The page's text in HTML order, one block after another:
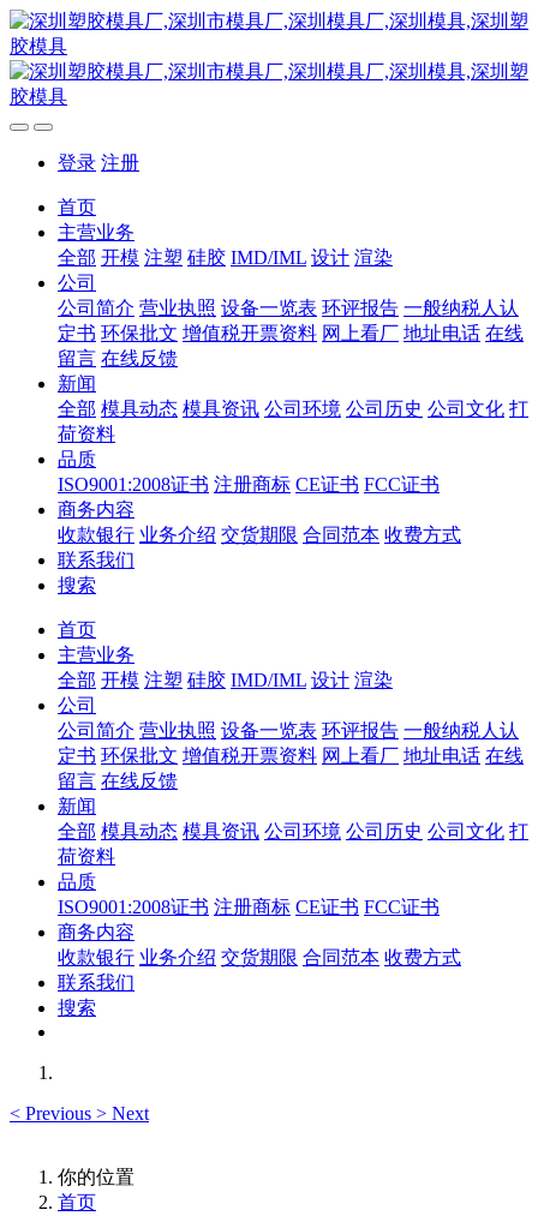
登录 注册
首页
主营业务
全部 开模 注塑 硅胶 IMD/IML 设计 渲染
公司
公司简介 营业执照 设备一览表 环评报告 一般纳税人认
定书 环保批文 增值税开票资料 网上看厂 地址电话 在线
留言 在线反馈
新闻
全部 模具动态 模具资讯 公司环境 公司历史 公司文化 打
荷资料
品质
ISO9001:2008证书 注册商标 CE证书 FCC证书
商务内容
收款银行 业务介绍 交货期限 合同范本 收费方式
联系我们
搜索
首页
主营业务
全部 开模 注塑 硅胶 IMD/IML 设计 渲染
公司
公司简介 营业执照 设备一览表 环评报告 一般纳税人认
定书 环保批文 增值税开票资料 网上看厂 地址电话 在线
留言 在线反馈
新闻
全部 模具动态 模具资讯 公司环境 公司历史 公司文化 打
荷资料
品质
ISO9001:2008证书 注册商标 CE证书 FCC证书
商务内容
收款银行 业务介绍 交货期限 合同范本 收费方式
联系我们
搜索
< Previous > Next
你的位置
首页